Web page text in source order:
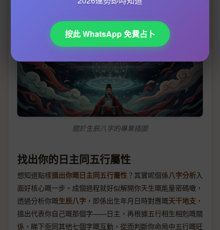
關於生辰八字的專業插圖
找出你的日主同五行屬性
想知道點樣搵出你嘅日主同五行屬性 ？其實呢個係八字分析入
面好核心嘅一步。成個過程就好似解開你天生嘅能量密碼噉，
透過分析你嘅生辰八字 ，即係出生年月日時對應嘅天干地支 ，
搵出代表你自己嘅那個字——日主，再根據五行相生相剋嘅關
係，睇下佢同其他七個字嘅互動，從而判斷你命局中五行嘅旺
按此 WhatsApp 免費占卜